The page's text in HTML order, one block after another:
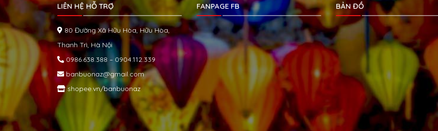
LIÊN HỆ HỖ TRỢ
80 Đường Xã Hữu Hòa, Hữu Hòa,
Thanh Trì, Hà Nội
0986.638.388 – 0904.112.339
banbuonaz@gmail.com
shopee.vn/banbuonaz
FANPAGE FB BẢN ĐỒ